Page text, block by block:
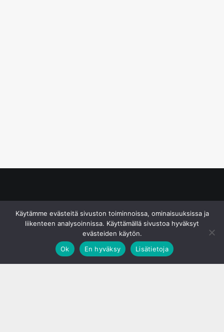
Käytämme evästeitä sivuston toiminnoissa, ominaisuuksissa ja
liikenteen analysoinnissa. Käyttämällä sivustoa hyväksyt
evästeiden käytön.
Ok
En hyväksy Lisätietoja